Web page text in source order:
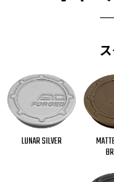
LUNAR SILVER